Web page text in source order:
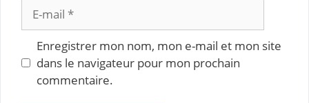
mail
Enregistrer mon nom, mon e-mail et mon site
dans le navigateur pour mon prochain
commentaire.